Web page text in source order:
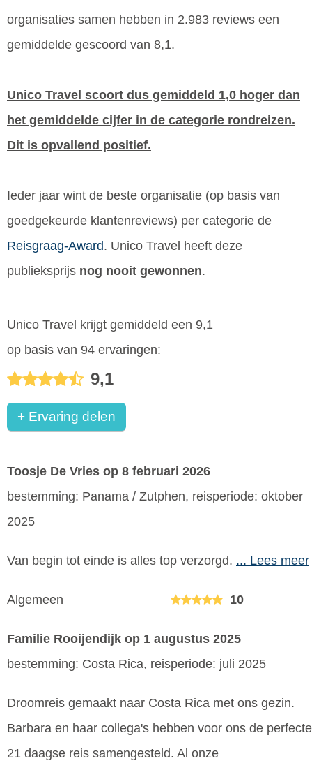
organisaties samen hebben in 2.983 reviews een
gemiddelde gescoord van 8,1.
Unico Travel scoort dus gemiddeld 1,0 hoger dan
het gemiddelde cijfer in de categorie rondreizen.
Dit is opvallend positief.
Ieder jaar wint de beste organisatie (op basis van
goedgekeurde klantenreviews) per categorie de
Reisgraag-Award. Unico Travel heeft deze
publieksprijs nog nooit gewonnen.
Unico Travel krijgt gemiddeld een 9,1
op basis van 94 ervaringen:
9,1
+ Ervaring delen
Toosje De Vries op 8 februari 2026
bestemming: Panama / Zutphen, reisperiode: oktober
2025
Van begin tot einde is alles top verzorgd. ... Lees meer
Algemeen 10
Familie Rooijendijk op 1 augustus 2025
bestemming: Costa Rica, reisperiode: juli 2025
Droomreis gemaakt naar Costa Rica met ons gezin.
Barbara en haar collega's hebben voor ons de perfecte
21 daagse reis samengesteld. Al onze